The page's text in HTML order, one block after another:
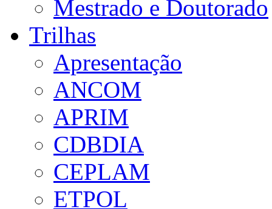
Mestrado e Doutorado
Trilhas
Apresentação
ANCOM
APRIM
CDBDIA
CEPLAM
ETPOL